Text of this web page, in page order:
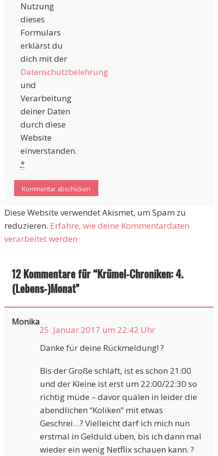
Nutzung
dieses
Formulars
erklärst du
dich mit der
Datenschutzbelehrung
und
Verarbeitung
deiner Daten
durch diese
Website
einverstanden.
*
Diese Website verwendet Akismet, um Spam zu
reduzieren. Erfahre, wie deine Kommentardaten
verarbeitet werden.
12 Kommentare für “Krümel-Chroniken: 4.
(Lebens-)Monat”
Monika
25. Januar 2017 um 22:42 Uhr
Danke für deine Rückmeldung! ?
Bis der Große schläft, ist es schon 21:00
und der Kleine ist erst um 22:00/22:30 so
richtig müde – davor quälen in leider die
abendlichen “Koliken” mit etwas
Geschrei…? Vielleicht darf ich mich nun
erstmal in Gelduld üben, bis ich dann mal
wieder ein wenig Netflix schauen kann. ?